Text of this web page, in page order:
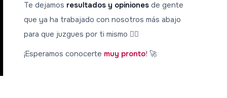
Te dejamos resultados y opinionesde gente
que ya ha trabajado con nosotros más abajo
para que juzgues por ti mismo 👇🏼
¡Esperamos conocerte muy pronto! 🚀